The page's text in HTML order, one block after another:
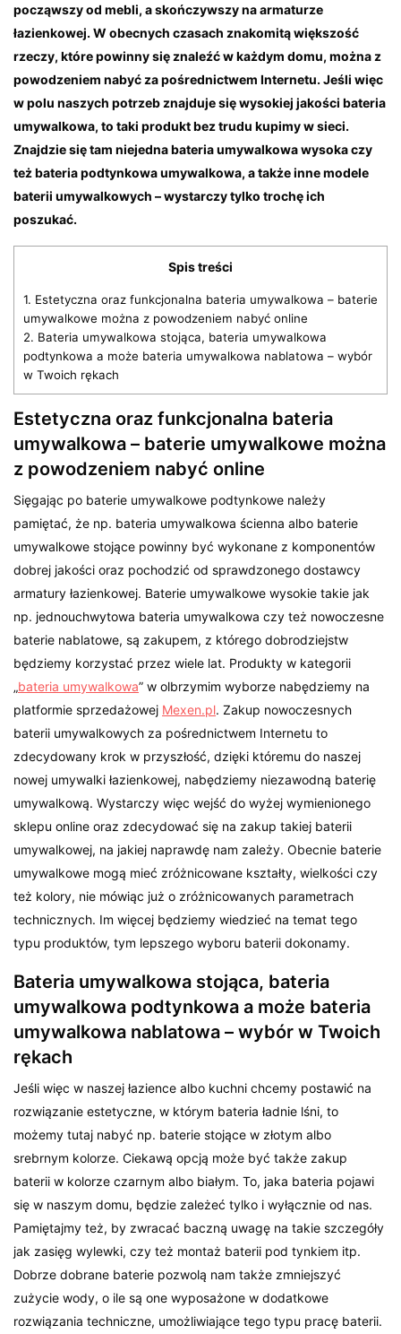
począwszy od mebli, a skończywszy na armaturze
łazienkowej. W obecnych czasach znakomitą większość
rzeczy, które powinny się znaleźć w każdym domu, można z
powodzeniem nabyć za pośrednictwem Internetu. Jeśli więc
w polu naszych potrzeb znajduje się wysokiej jakości bateria
umywalkowa, to taki produkt bez trudu kupimy w sieci.
Znajdzie się tam niejedna bateria umywalkowa wysoka czy
też bateria podtynkowa umywalkowa, a także inne modele
baterii umywalkowych – wystarczy tylko trochę ich
poszukać.
Spis treści
1. Estetyczna oraz funkcjonalna bateria umywalkowa – baterie
umywalkowe można z powodzeniem nabyć online
2. Bateria umywalkowa stojąca, bateria umywalkowa
podtynkowa a może bateria umywalkowa nablatowa – wybór
w Twoich rękach
Estetyczna oraz funkcjonalna bateria
umywalkowa – baterie umywalkowe można
z powodzeniem nabyć online
Sięgając po baterie umywalkowe podtynkowe należy
pamiętać, że np. bateria umywalkowa ścienna albo baterie
umywalkowe stojące powinny być wykonane z komponentów
dobrej jakości oraz pochodzić od sprawdzonego dostawcy
armatury łazienkowej. Baterie umywalkowe wysokie takie jak
np. jednouchwytowa bateria umywalkowa czy też nowoczesne
baterie nablatowe, są zakupem, z którego dobrodziejstw
będziemy korzystać przez wiele lat. Produkty w kategorii
„bateria umywalkowa” w olbrzymim wyborze nabędziemy na
platformie sprzedażowej Mexen.pl. Zakup nowoczesnych
baterii umywalkowych za pośrednictwem Internetu to
zdecydowany krok w przyszłość, dzięki któremu do naszej
nowej umywalki łazienkowej, nabędziemy niezawodną baterię
umywalkową. Wystarczy więc wejść do wyżej wymienionego
sklepu online oraz zdecydować się na zakup takiej baterii
umywalkowej, na jakiej naprawdę nam zależy. Obecnie baterie
umywalkowe mogą mieć zróżnicowane kształty, wielkości czy
też kolory, nie mówiąc już o zróżnicowanych parametrach
technicznych. Im więcej będziemy wiedzieć na temat tego
typu produktów, tym lepszego wyboru baterii dokonamy.
Bateria umywalkowa stojąca, bateria
umywalkowa podtynkowa a może bateria
umywalkowa nablatowa – wybór w Twoich
rękach
Jeśli więc w naszej łazience albo kuchni chcemy postawić na
rozwiązanie estetyczne, w którym bateria ładnie lśni, to
możemy tutaj nabyć np. baterie stojące w złotym albo
srebrnym kolorze. Ciekawą opcją może być także zakup
baterii w kolorze czarnym albo białym. To, jaka bateria pojawi
się w naszym domu, będzie zależeć tylko i wyłącznie od nas.
Pamiętajmy też, by zwracać baczną uwagę na takie szczegóły
jak zasięg wylewki, czy też montaż baterii pod tynkiem itp.
Dobrze dobrane baterie pozwolą nam także zmniejszyć
zużycie wody, o ile są one wyposażone w dodatkowe
rozwiązania techniczne, umożliwiające tego typu pracę baterii.